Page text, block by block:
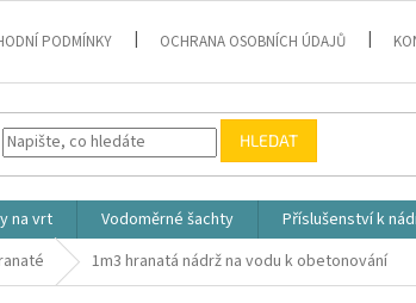
PODMÍNKY OCHRANA OSOBNÍCH ÚDAJŮ
HLEDAT
na vrt Vodoměrné šachty Příslušenství k
1m3 hranatá nádrž na vodu k obetonování